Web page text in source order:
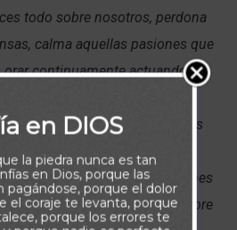
todo sobre nosotros, perdona
calma aquellas pasiones que
continuamente actuando
recibir todo aquello que nos
sabes que andamos en tus
respuesta sanadora tuya,
y dispensar el perdón. Peticiones
de Jesucristo, tu hijo en nombre
en DIOS
la piedra nunca es tan
en Dios, porque las
pagándose, porque el dolor
el coraje te levanta, porque
porque los errores te